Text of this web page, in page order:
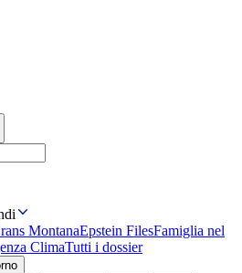
MontanaEpstein FilesFamiglia nel
ClimaTutti i dossier